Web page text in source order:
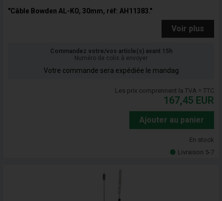
"Câble Bowden AL-KO, 30mm, réf: AH11383."
Voir plus
Commandez votre/vos article(s) avant 15h
Numéro de colis à envoyer
Votre commande sera expédiée le mandag
Les prix comprennent la TVA = TTC
167,45 EUR
Ajouter au panier
En stock
Livraison 5-7